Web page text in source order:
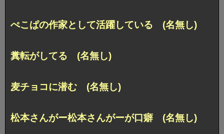
ぺこぱの作家として活躍している (名無し)
糞転がしてる (名無し)
麦チョコに潜む (名無し)
松本さんがー松本さんがーが口癖 (名無し)